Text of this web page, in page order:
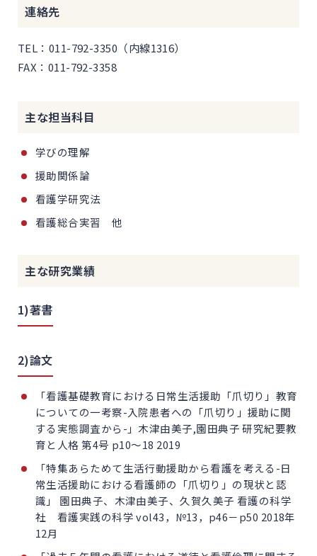
連絡先
TEL：011-792-3350（内線1316）
FAX：011-792-3358
主な担当科目
学びの理解
援助関係論
看護学研究法
看護総合実習 他
主な研究業績
1)著書
2)論文
「看護基礎教育における日常生活援助「爪切り」教育
についての一考察-入院患者への「爪切り」援助に関
する実態調査から-」木津由美子,園田典子 研究紀要教
育と人格 第4号 p10～18 2019
「特集あらためて生活行動援助から看護を考える-日
常生活援助における看護師の「爪切り」の現状と認
識」 園田典子、木津由美子、久賀久美子 看護の科学
社 看護実践の科学 vol43，№13，p46－p50 2018年
12月